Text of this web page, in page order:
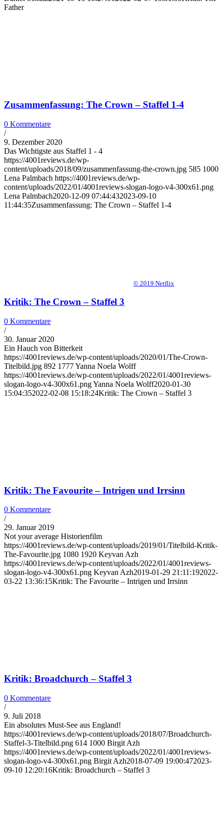
Father
Zusammenfassung: The Crown – Staffel 1-4
0 Kommentare
/
9. Dezember 2020
Das Wichtigste aus Staffel 1 - 4
https://4001reviews.de/wp-
content/uploads/2018/09/zusammenfassung-the-crown.jpg 585 1000
Lena Palmbach https://4001reviews.de/wp-
content/uploads/2022/01/4001reviews-slogan-logo-v4-300x61.png
Lena Palmbach2020-12-09 07:44:432023-09-10
11:44:35Zusammenfassung: The Crown – Staffel 1-4
© 2019 Netflix
Kritik: The Crown – Staffel 3
0 Kommentare
/
30. Januar 2020
Ein Hauch von Bitterkeit
https://4001reviews.de/wp-content/uploads/2020/01/The-Crown-
Titelbild.jpg 892 1777Yanna Noela Wolff
https://4001reviews.de/wp-content/uploads/2022/01/4001reviews-
slogan-logo-v4-300x61.pngYanna Noela Wolff2020-01-30
15:04:352022-02-08 15:18:24Kritik: The Crown – Staffel 3
Kritik: The Favourite – Intrigen und Irrsinn
0 Kommentare
/
29. Januar 2019
Not your average Historienfilm
https://4001reviews.de/wp-content/uploads/2019/01/Titelbild-Kritik-
The-Favourite.jpg 1080 1920 Keyvan Azh
https://4001reviews.de/wp-content/uploads/2022/01/4001reviews-
slogan-logo-v4-300x61.png Keyvan Azh2019-01-29 21:11:192022-
03-22 13:36:15Kritik: The Favourite – Intrigen und Irrsinn
Kritik: Broadchurch – Staffel 3
0 Kommentare
/
9. Juli 2018
Ein absolutes Must-See aus England!
https://4001reviews.de/wp-content/uploads/2018/07/Broadchurch-
Staffel-3-Titelbild.png 614 1000 Birgit Azh
https://4001reviews.de/wp-content/uploads/2022/01/4001reviews-
slogan-logo-v4-300x61.png Birgit Azh2018-07-09 19:00:472023-
09-10 12:20:16Kritik: Broadchurch – Staffel 3